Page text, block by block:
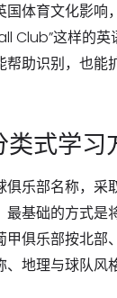
国体育文化影响
Club”这样的英
助识别，也能
式学习
俱乐部名称，采
最基础的方式是
甲俱乐部按北部
地理与球队风